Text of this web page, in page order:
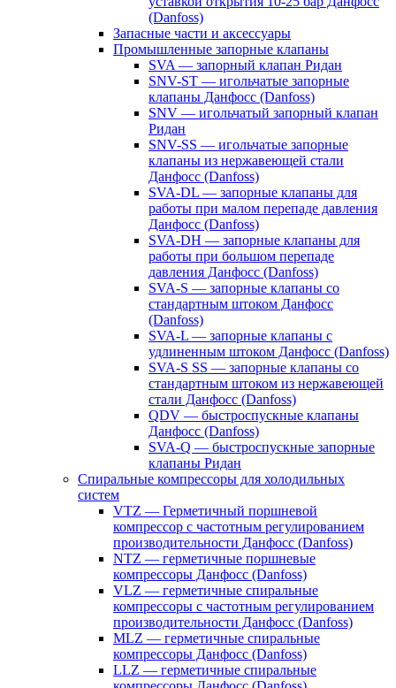
(Danfoss)
Запасные части и аксессуары
Промышленные запорные клапаны
SVA — запорный клапан Ридан
SNV-ST — игольчатые запорные
клапаны Данфосс (Danfoss)
SNV — игольчатый запорный клапан
Ридан
SNV-SS — игольчатые запорные
клапаны из нержавеющей стали
Данфосс (Danfoss)
SVA-DL — запорные клапаны для
работы при малом перепаде давления
Данфосс (Danfoss)
SVA-DH — запорные клапаны для
работы при большом перепаде
давления Данфосс (Danfoss)
SVA-S — запорные клапаны со
стандартным штоком Данфосс
(Danfoss)
SVA-L — запорные клапаны с
удлиненным штоком Данфосс (Danfoss)
SVA-S SS — запорные клапаны со
стандартным штоком из нержавеющей
стали Данфосс (Danfoss)
QDV — быстроспускные клапаны
Данфосс (Danfoss)
SVA-Q — быстроспускные запорные
клапаны Ридан
Спиральные компрессоры для холодильных
систем
VTZ — Герметичный поршневой
компрессор с частотным регулированием
производительности Данфосс (Danfoss)
NTZ — герметичные поршневые
компрессоры Данфосс (Danfoss)
VLZ — герметичные спиральные
компрессоры с частотным регулированием
производительности Данфосс (Danfoss)
MLZ — герметичные спиральные
компрессоры Данфосс (Danfoss)
LLZ — герметичные спиральные